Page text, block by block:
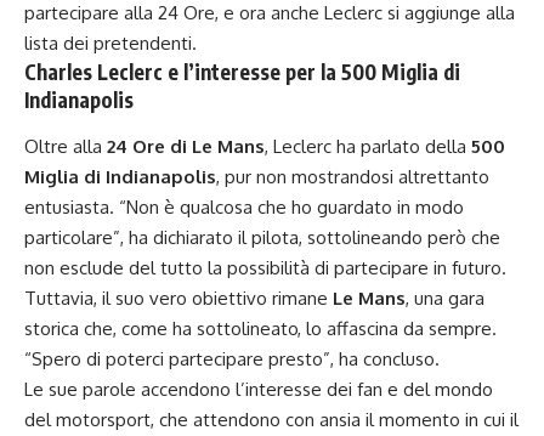
partecipare alla 24 Ore, e ora anche Leclerc si aggiunge alla
lista dei pretendenti.
Charles Leclerc e l’interesse per la 500 Miglia di
Indianapolis
Oltre alla 24 Ore di Le Mans, Leclerc ha parlato della 500
Miglia di Indianapolis, pur non mostrandosi altrettanto
entusiasta. “Non è qualcosa che ho guardato in modo
particolare”, ha dichiarato il pilota, sottolineando però che
non esclude del tutto la possibilità di partecipare in futuro.
Tuttavia, il suo vero obiettivo rimane Le Mans, una gara
storica che, come ha sottolineato, lo affascina da sempre.
“Spero di poterci partecipare presto”, ha concluso.
Le sue parole accendono l’interesse dei fan e del mondo
del motorsport, che attendono con ansia il momento in cui il